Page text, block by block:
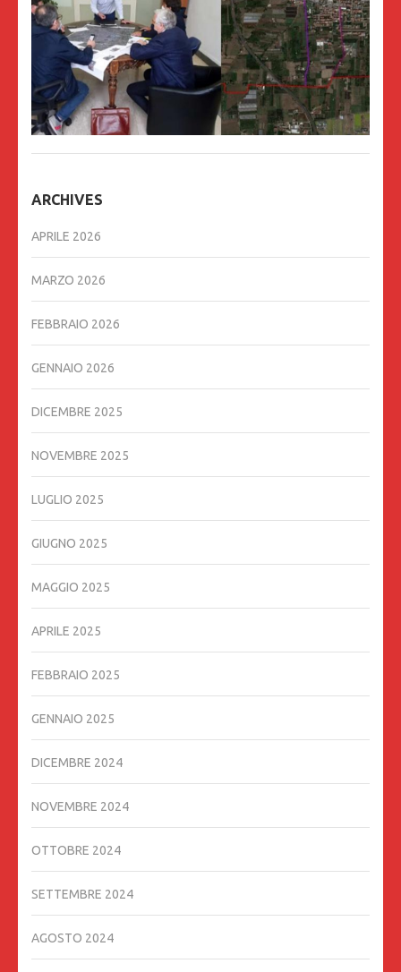
ARCHIVES
APRILE 2026
MARZO 2026
FEBBRAIO 2026
GENNAIO 2026
DICEMBRE 2025
NOVEMBRE 2025
LUGLIO 2025
GIUGNO 2025
MAGGIO 2025
APRILE 2025
FEBBRAIO 2025
GENNAIO 2025
DICEMBRE 2024
NOVEMBRE 2024
OTTOBRE 2024
SETTEMBRE 2024
AGOSTO 2024